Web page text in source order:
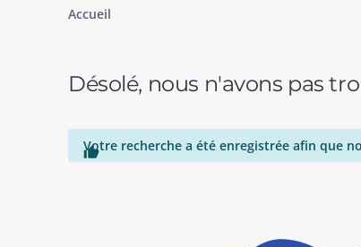
Accueil
Désolé, nous n'avons pas

Votre recherche a été enregistrée afin que